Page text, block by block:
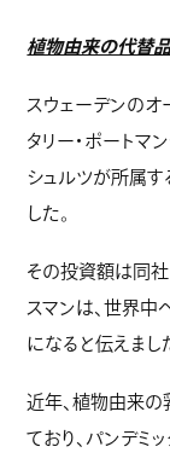
植物由来の代替
スウェーデンのオ
タリー・ポートマ
シュルツが所属
した。
その投資額は同社
スマンは、世界中
になると伝えまし
近年、植物由来
ており、パンデミ